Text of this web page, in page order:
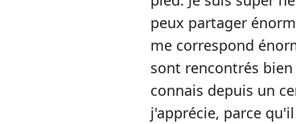
peux partager
me correspond
sont rencontrés
connais depuis un
j'apprécie, parce